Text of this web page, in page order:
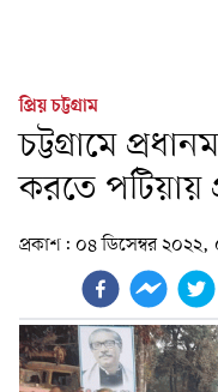
প্রিয় চট্টগ্রাম
চট্টগ্রামে
করতে পটিয়ায়
প্রকাশ: ০৪ ডিসেম্বর